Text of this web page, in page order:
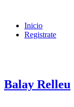
Inicio
Registrate
Balay Relleu